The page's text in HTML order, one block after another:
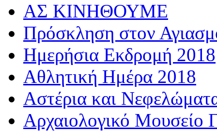
ΑΣ ΚΙΝΗΘΟΥΜΕ
Πρόσκληση στον
Ημερήσια Εκδρομή 2018
Αθλητική Ημέρα 2018
Αστέρια και
Αρχαιολογικό Μουσείο